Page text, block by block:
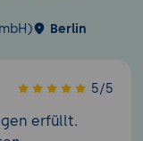
Berlin
5/5
erfüllt.